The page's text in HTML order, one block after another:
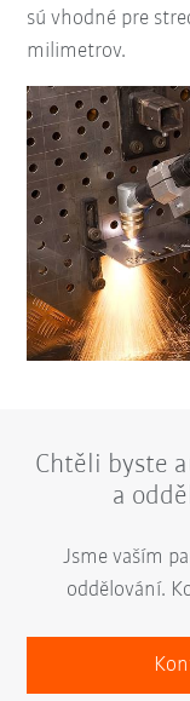
sú vhodné pre
milimetrov.
Chtěli byste
a
Jsme vaším
oddělování.